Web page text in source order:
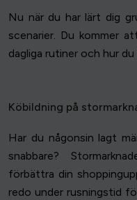
Nu när du har lärt dig
scenarier. Du kommer
dagliga rutiner och hur
Köbildning på
Har du någonsin lagt
snabbare?
förbättra din
redo under rusningstid